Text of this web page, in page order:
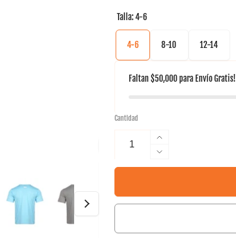
Talla:4-6
4-6 8-10 12-14
Faltan $50,000para Envío Gratis!
Cantidad
Aumentar
cantidad
para
KIDS
Reducir
cantidad
Polera
Khombi
Tilki